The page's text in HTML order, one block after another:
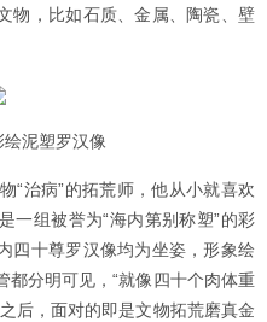
物，比如石质、金属、陶瓷、壁
泥塑罗汉像
“治病”的拓荒师，他从小就喜欢
一组被誉为“海内第别称塑”的彩
四十尊罗汉像均为坐姿，形象绘
分明可见，“就像四十个肉体重
后，面对的即是文物拓荒磨真金